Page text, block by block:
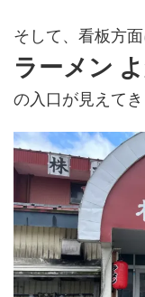
そして、看板方
ラーメン
の入口が見えてき